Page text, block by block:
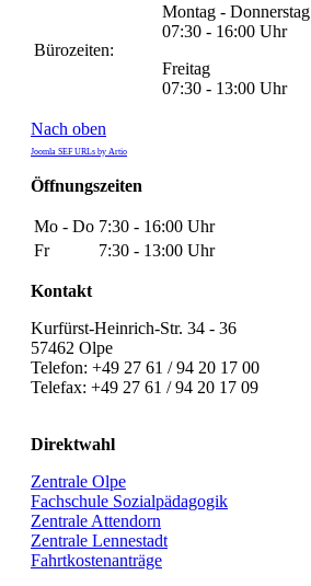
Bürozeiten:
Montag - Donnerstag
07:30 - 16:00 Uhr
Freitag
07:30 - 13:00 Uhr
Nach oben
Joomla SEF URLs by Artio
Öffnungszeiten
Mo - Do 7:30 - 16:00 Uhr
Fr
7:30 - 13:00 Uhr
Kontakt
Kurfürst-Heinrich-Str. 34 - 36
57462 Olpe
Telefon: +49 27 61 / 94 20 17 00
Telefax: +49 27 61 / 94 20 17 09
Direktwahl
Zentrale Olpe
Fachschule Sozialpädagogik
Zentrale Attendorn
Zentrale Lennestadt
Fahrtkostenanträge